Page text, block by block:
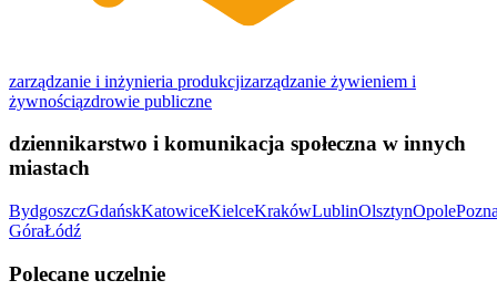
zarządzanie i inżynieria produkcjizarządzanie żywieniem i
żywnościązdrowie publiczne
dziennikarstwo i komunikacja społeczna w innych
miastach
BydgoszczGdańskKatowiceKielceKrakówLublinOlsztynOpole
GóraŁódź
Polecane uczelnie